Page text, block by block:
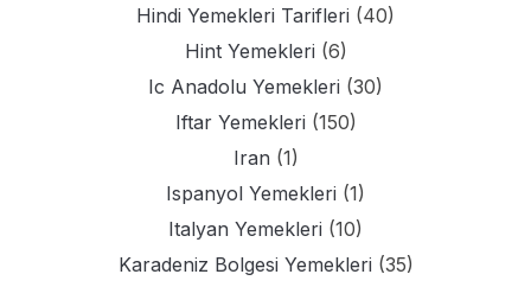
Hindi Yemekleri Tarifleri (40)
Hint Yemekleri (6)
Ic Anadolu Yemekleri (30)
Iftar Yemekleri (150)
Iran (1)
Ispanyol Yemekleri (1)
Italyan Yemekleri (10)
Karadeniz Bolgesi Yemekleri (35)